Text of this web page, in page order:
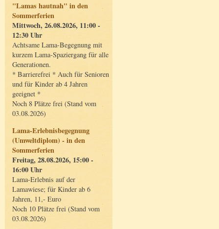
"Lamas hautnah" in den
Sommerferien
Mittwoch, 26.08.2026, 11:00 -
12:30 Uhr
Achtsame Lama-Begegnung mit
kurzem Lama-Spaziergang für alle
Generationen.
* Barrierefrei * Auch für Senioren
und für Kinder ab 4 Jahren
geeignet *
Noch 8 Plätze frei (Stand vom
03.08.2026)
Lama-Erlebnisbegegnung
(Umweltdiplom) - in den
Sommerferien
Freitag, 28.08.2026, 15:00 -
16:00 Uhr
Lama-Erlebnis auf der
Lamawiese; für Kinder ab 6
Jahren, 11,- Euro
Noch 10 Plätze frei (Stand vom
03.08.2026)